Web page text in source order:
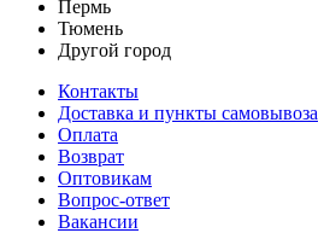
Пермь
Тюмень
Другой город
Контакты
Доставка и пункты самовывоза
Оплата
Возврат
Оптовикам
Вопрос-ответ
Вакансии